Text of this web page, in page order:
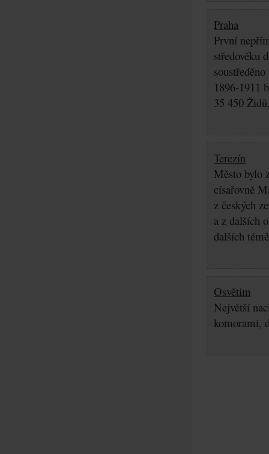
Praha
První
středověku
1896-1911
35 450
Terezín
Město bylo
císařovně
z českých
a z dalších
dalších
Osvětim
Největší
komorami,